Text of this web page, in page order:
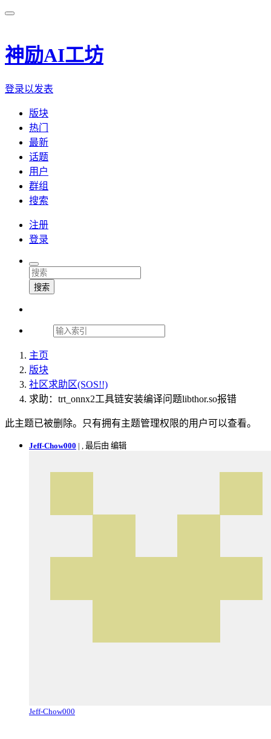
神励AI工坊
登录以发表
版块
热门
最新
话题
用户
群组
搜索
注册
登录
搜索
主页
版块
社区求助区(SOS!!)
求助：trt_onnx2工具链安装编译问题libthor.so报错
此主题已被删除。只有拥有主题管理权限的用户可以查看。
Jeff-Chow000 | , 最后由 编辑
Jeff-Chow000